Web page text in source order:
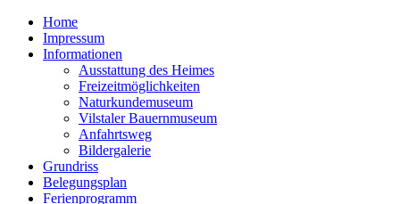
Home
Impressum
Informationen
Ausstattung des Heimes
Freizeitmöglichkeiten
Naturkundemuseum
Vilstaler Bauernmuseum
Anfahrtsweg
Bildergalerie
Grundriss
Belegungsplan
Ferienprogramm